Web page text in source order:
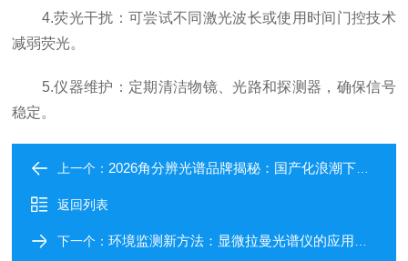
4.荧光干扰：可尝试不同激光波长或使用时间门控技术
减弱荧光。
5.仪器维护：定期清洁物镜、光路和探测器，确保信号
稳定。
上一个： 2026角分辨光谱品牌揭秘：国产化浪潮下的高性价比之选！
返回列表
下一个：环境监测新方法：显微拉曼光谱仪的应用潜力